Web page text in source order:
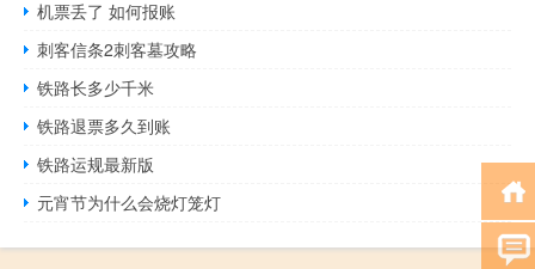
机票丢了 如何报账
刺客信条2刺客墓攻略
铁路长多少千米
铁路退票多久到账
铁路运规最新版
元宵节为什么会烧灯笼灯